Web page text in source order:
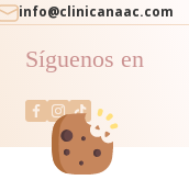
info@clinicanaac.com
Síguenos en